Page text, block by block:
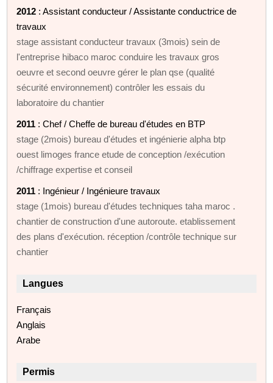
2012 : Assistant conducteur / Assistante conductrice de
travaux
stage assistant conducteur travaux (3mois) sein de
l'entreprise hibaco maroc conduire les travaux gros
oeuvre et second oeuvre gérer le plan qse (qualité
sécurité environnement) contrôler les essais du
laboratoire du chantier
2011 : Chef / Cheffe de bureau d'études en BTP
stage (2mois) bureau d'études et ingénierie alpha btp
ouest limoges france etude de conception /exécution
/chiffrage expertise et conseil
2011 : Ingénieur / Ingénieure travaux
stage (1mois) bureau d'études techniques taha maroc .
chantier de construction d'une autoroute. etablissement
des plans d'exécution. réception /contrôle technique sur
chantier
Langues
Français
Anglais
Arabe
Permis